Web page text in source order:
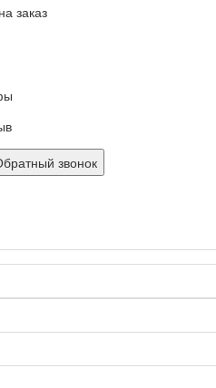
заказ
звонок